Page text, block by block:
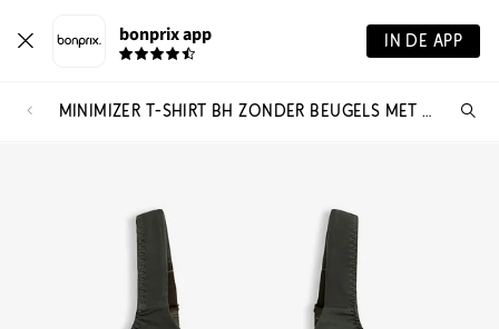
bonprix app IN DE APP
MINIMIZER T-SHIRT BH ZONDER BEUGELS MET BIOLOGISCH KATOEN (SET VAN 2)